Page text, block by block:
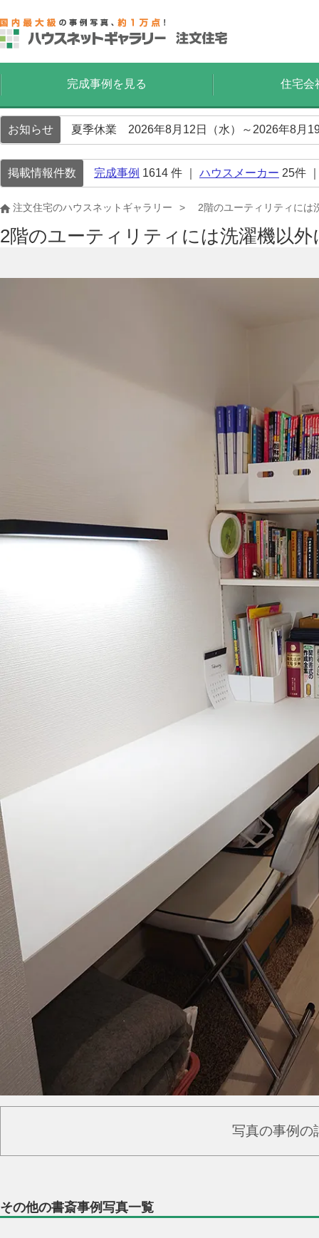
完成事例を見る 住宅会
お知らせ 夏季休業 2026年8月12日（水）～2026年8月
掲載情報件数 完成事例 1614 件 ｜ ハウスメーカー 25件
注文住宅のハウスネットギャラリー 2階のユーティリティには
2階のユーティリティには洗濯機以
写真の事例の
その他の書斎事例写真一覧